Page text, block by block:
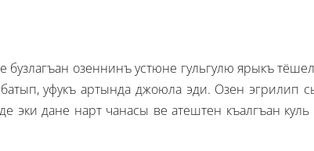
озеннинъ устюне гульгулю ярыкъ
уфукъ артында джоюла эди. Озен эгрилип
эки дане нарт чанасы ве атештен къалгъан